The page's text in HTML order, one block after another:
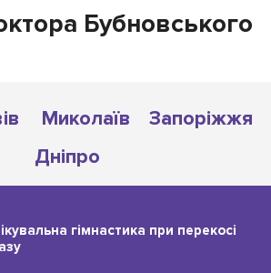
Бубновського
Миколаїв
Запоріжжя
Дніпро
гімнастика при перекосі